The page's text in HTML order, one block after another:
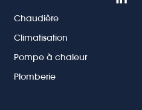
Chaudière
Climatisation
Pompe à chaleur
Plomberie